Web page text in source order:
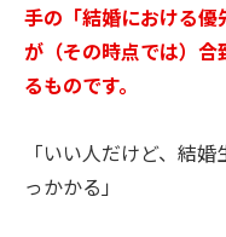
手の「結婚における
が（その時点では）
るものです。
「いい人だけど、結
っかかる」